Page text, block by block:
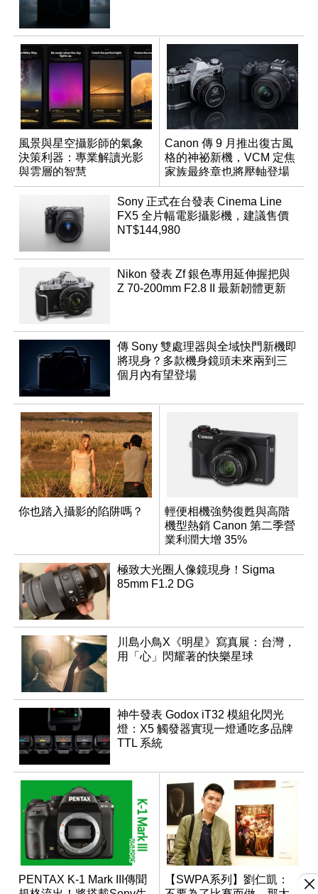
風景與星空攝影師的氣象
決策利器：專業解讀光影
與雲層的智慧
App「Atmos」登場
Canon 傳 9 月推出復古風
格的神祕新機，VCM 定焦
家族最終章也將壓軸登場
Sony 正式在台發表 Cinema Line
FX5 全片幅電影攝影機，建議售價
NT$144,980
Nikon 發表 Zf 銀色專用延伸握把與
Z 70-200mm F2.8 II 最新韌體更新
傳 Sony 雙處理器與全域快門新機即
將現身？多款機身鏡頭未來兩到三
個月內有望登場
你也踏入攝影的陷阱嗎？
輕便相機強勢復甦與高階
機型熱銷 Canon 第二季營
業利潤大增 35%
極致大光圈人像鏡現身！Sigma
85mm F1.2 DG
川島小鳥X《明星》寫真展：台灣，
用「心」閃耀著的快樂星球
神牛發表 Godox iT32 模組化閃光
燈：X5 觸發器實現一燈通吃多品牌
TTL 系統
PENTAX K-1 Mark III傳聞
【SWPA系列】劉仁凱：